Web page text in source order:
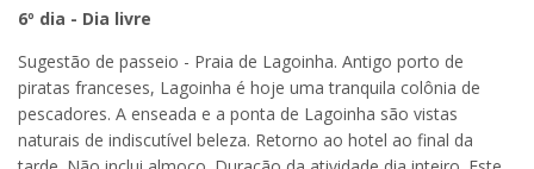
6º dia - Dia livre
Sugestão de passeio - Praia de Lagoinha. Antigo porto de
piratas franceses, Lagoinha é hoje uma tranquila colônia de
pescadores. A enseada e a ponta de Lagoinha são vistas
naturais de indiscutível beleza. Retorno ao hotel ao final da